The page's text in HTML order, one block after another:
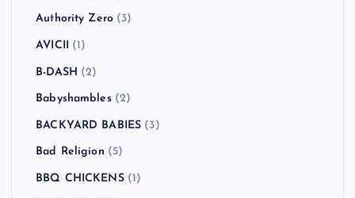
Authority Zero (3)
AVICII (1)
B-DASH (2)
Babyshambles(2)
BACKYARD BABIES (3)
Bad Religion (5)
BBQ CHICKENS(1)